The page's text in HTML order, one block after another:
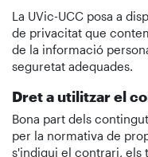
La UVic-UCC posa a
de privacitat que
de la informació
seguretat adequades.
Dret a utilitzar el
Bona part dels
per la normativa de
s'indiqui el contrari, els